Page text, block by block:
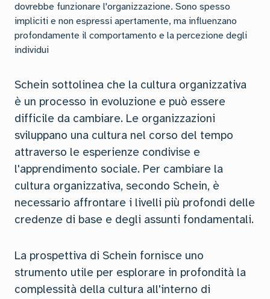
dovrebbe funzionare l'organizzazione. Sono spesso
impliciti e non espressi apertamente, ma influenzano
profondamente il comportamento e la percezione degli
individui
Schein sottolinea che la cultura organizzativa
è un processo in evoluzione e può essere
difficile da cambiare. Le organizzazioni
sviluppano una cultura nel corso del tempo
attraverso le esperienze condivise e
l'apprendimento sociale. Per cambiare la
cultura organizzativa, secondo Schein, è
necessario affrontare i livelli più profondi delle
credenze di base e degli assunti fondamentali.
La prospettiva di Schein fornisce uno
strumento utile per esplorare in profondità la
complessità della cultura all'interno di